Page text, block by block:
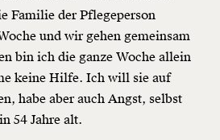
Familie der Pflegeperson
und wir gehen gemeinsam
bin ich die ganze Woche allein
keine Hilfe. Ich will sie auf
habe aber auch Angst, selbst
54 Jahre alt.